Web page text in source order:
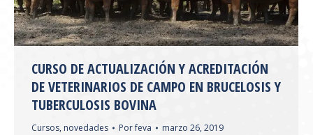
CURSO DE ACTUALIZACIÓN Y ACREDITACIÓN
DE VETERINARIOS DE CAMPO EN BRUCELOSIS Y
TUBERCULOSIS BOVINA
Cursos, novedades Porfeva marzo 26, 2019